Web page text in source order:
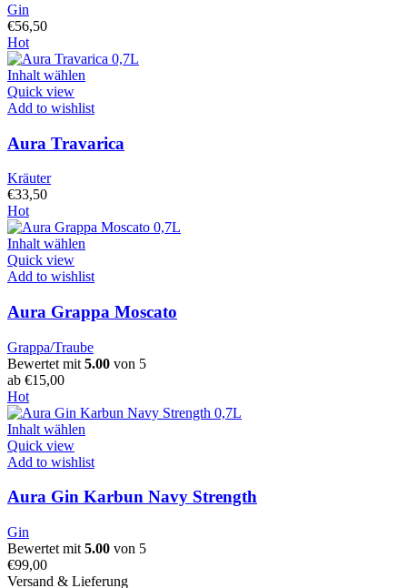
Gin
€56,50
Hot
Inhalt wählen
Quick view
Add to wishlist
Aura Travarica
Kräuter
€33,50
Hot
Inhalt wählen
Quick view
Add to wishlist
Aura Grappa Moscato
Grappa/Traube
Bewertet mit 5.00 von 5
ab €15,00
Hot
Inhalt wählen
Quick view
Add to wishlist
Aura Gin Karbun Navy Strength
Gin
Bewertet mit 5.00 von 5
€99,00
Versand & Lieferung